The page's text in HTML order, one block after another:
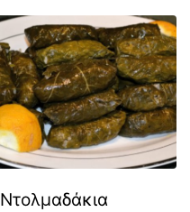
Ντολμαδάκια